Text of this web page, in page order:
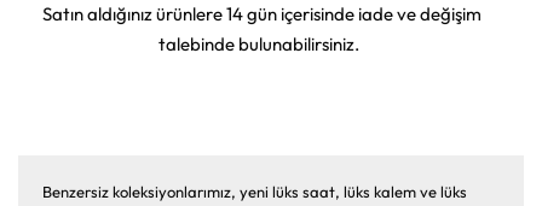
Satın aldığınız ürünlere 14 gün içerisinde iade ve değişim
talebinde bulunabilirsiniz.
Benzersiz koleksiyonlarımız, yeni lüks saat, lüks kalem ve lüks